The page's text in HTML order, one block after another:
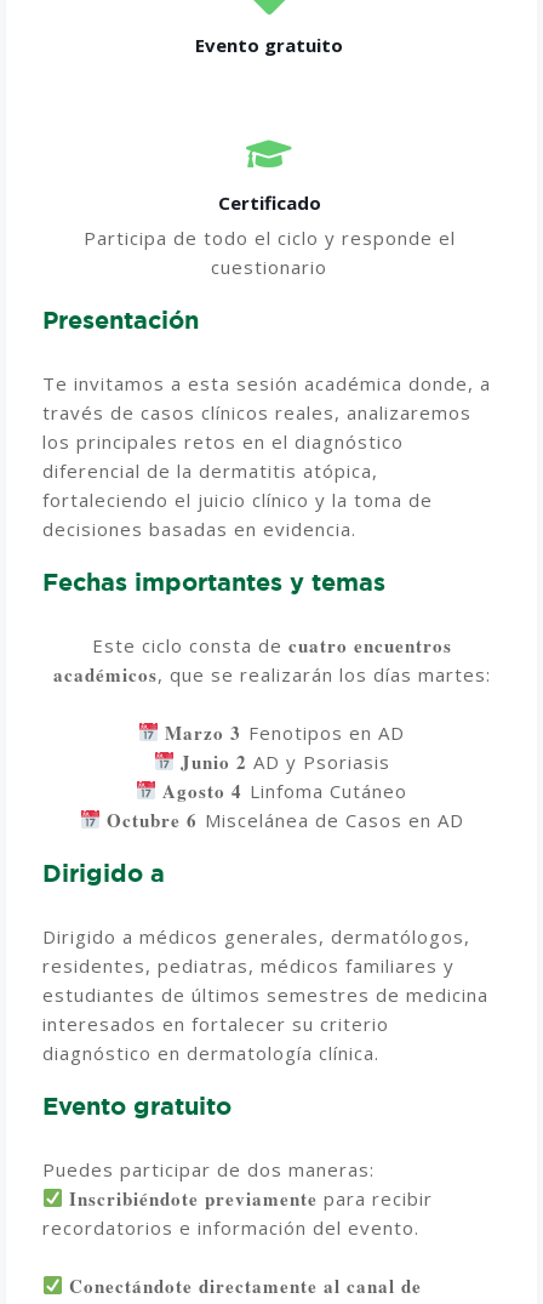
Evento gratuito
Certificado
Participa de todo el ciclo y responde el
cuestionario
Presentación
Te invitamos a esta sesión académica donde, a
través de casos clínicos reales, analizaremos
los principales retos en el diagnóstico
diferencial de la dermatitis atópica,
fortaleciendo el juicio clínico y la toma de
decisiones basadas en evidencia.
Fechas importantes y temas
Este ciclo consta de cuatro encuentros
académicos, que se realizarán los días martes:
Marzo 3 Fenotipos en AD
Junio 2 AD y Psoriasis
Agosto 4 Linfoma Cutáneo
Octubre 6 ⁠ Miscelánea de Casos en AD
Dirigido a
Dirigido a médicos generales, dermatólogos,
residentes, pediatras, médicos familiares y
estudiantes de últimos semestres de medicina
interesados en fortalecer su criterio
diagnóstico en dermatología clínica.
Evento gratuito
Puedes participar de dos maneras:
Inscribiéndote previamente para recibir
recordatorios e información del evento.
Conectándote directamente al canal de